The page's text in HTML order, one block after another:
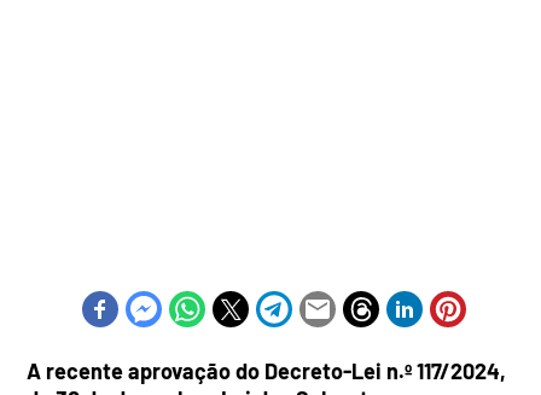
A recente aprovação do Decreto-Lei n.º 117/2024,